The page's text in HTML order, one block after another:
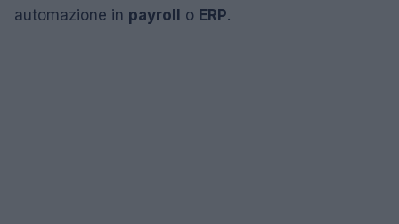
automazione in payroll o ERP.